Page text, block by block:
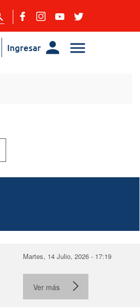
Ingresar
Martes, 14 Julio, 2026 - 17:19
Ver más